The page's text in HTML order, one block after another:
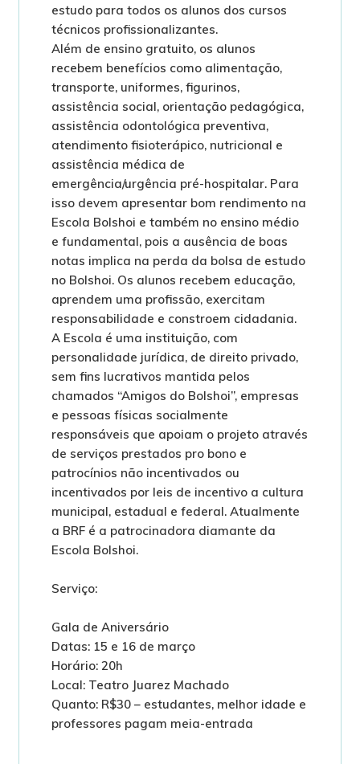
estudo para todos os alunos dos cursos
técnicos profissionalizantes.
Além de ensino gratuito, os alunos
recebem benefícios como alimentação,
transporte, uniformes, figurinos,
assistência social, orientação pedagógica,
assistência odontológica preventiva,
atendimento fisioterápico, nutricional e
assistência médica de
emergência/urgência pré-hospitalar. Para
isso devem apresentar bom rendimento na
Escola Bolshoi e também no ensino médio
e fundamental, pois a ausência de boas
notas implica na perda da bolsa de estudo
no Bolshoi. Os alunos recebem educação,
aprendem uma profissão, exercitam
responsabilidade e constroem cidadania.
A Escola é uma instituição, com
personalidade jurídica, de direito privado,
sem fins lucrativos mantida pelos
chamados “Amigos do Bolshoi”, empresas
e pessoas físicas socialmente
responsáveis que apoiam o projeto através
de serviços prestados pro bono e
patrocínios não incentivados ou
incentivados por leis de incentivo a cultura
municipal, estadual e federal. Atualmente
a BRF é a patrocinadora diamante da
Escola Bolshoi.
Serviço:
Gala de Aniversário
Datas: 15 e 16 de março
Horário: 20h
Local: Teatro Juarez Machado
Quanto: R$30 – estudantes, melhor idade e
professores pagam meia-entrada